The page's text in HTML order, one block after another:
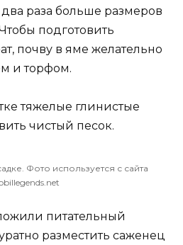
раза больше размеров
подготовить
почву в яме желательно
и торфом.
тяжелые глинистые
чистый песок.
Фото используется с сайта
питательный
разместить саженец